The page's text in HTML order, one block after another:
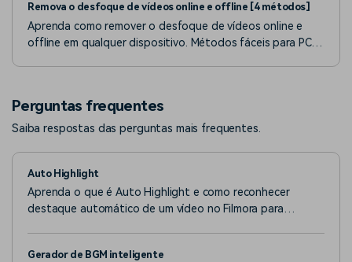
Remova o desfoque de vídeos online e offline [4 métodos]
Aprenda como remover o desfoque de vídeos online e
offline em qualquer dispositivo. Métodos fáceis para PC,
Perguntas frequentes
Saiba respostas das perguntas mais frequentes.
Auto Highlight
Aprenda o que é Auto Highlight e como reconhecer
destaque automático de um vídeo no Filmora para
Gerador de BGM inteligente